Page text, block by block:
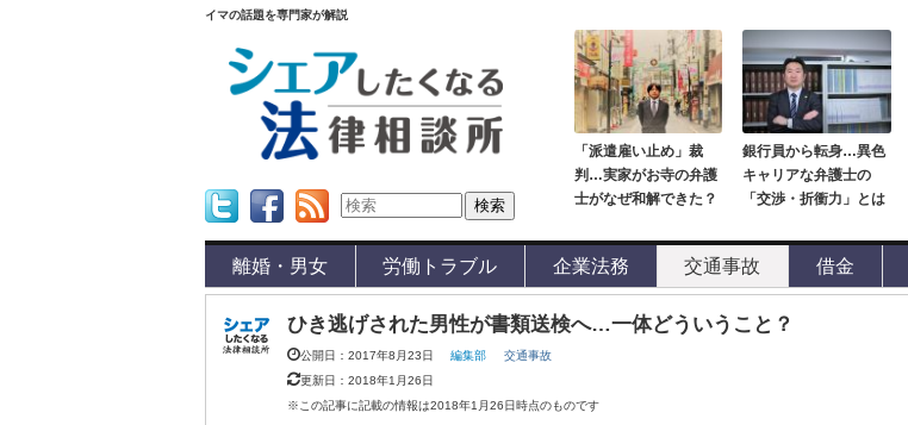
イマの話題を専門家が解説
「派遣雇い止め」裁
判…実家がお寺の弁護
士がなぜ和解できた？
銀行員から転身…異色
キャリアな弁護士の
「交渉・折衝力」とは
離婚・男女 労働トラブル 企業法務 交通事故 借金
ひき逃げされた男性が書類送検へ…一体どういうこと？
公開日：2017年8月23日 編集部
交通事故
更新日：2018年1月26日
※この記事に記載の情報は2018年1月26日時点のものです